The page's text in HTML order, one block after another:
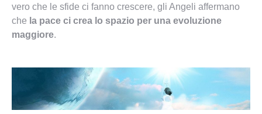
vero che le sfide ci fanno crescere, gli Angeli affermano
che la pace ci crea lo spazio per una evoluzione
maggiore.